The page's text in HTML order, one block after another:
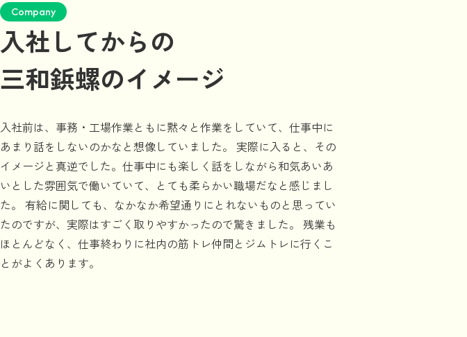
Company
入社してからの
三和鋲螺のイメージ
入社前は、事務・工場作業ともに黙々と作業をしていて、仕事中に
あまり話をしないのかなと想像していました。 実際に入ると、その
イメージと真逆でした。仕事中にも楽しく話をしながら和気あいあ
いとした雰囲気で働いていて、とても柔らかい職場だなと感じまし
た。 有給に関しても、なかなか希望通りにとれないものと思ってい
たのですが、実際はすごく取りやすかったので驚きました。 残業も
ほとんどなく、仕事終わりに社内の筋トレ仲間とジムトレに行くこ
とがよくあります。